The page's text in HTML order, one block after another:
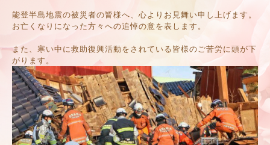
能登半島地震の被災者の皆様へ、心よりお見舞い申し上げます。
お亡くなりになった方々への追悼の意を表します。
また、寒い中に救助復興活動をされている皆様のご苦労に頭が下
がります。